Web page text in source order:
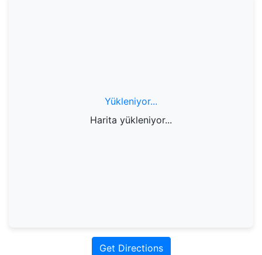
Yükleniyor...
Harita yükleniyor...
Get Directions